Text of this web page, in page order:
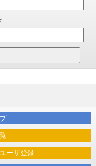
ーザ登録